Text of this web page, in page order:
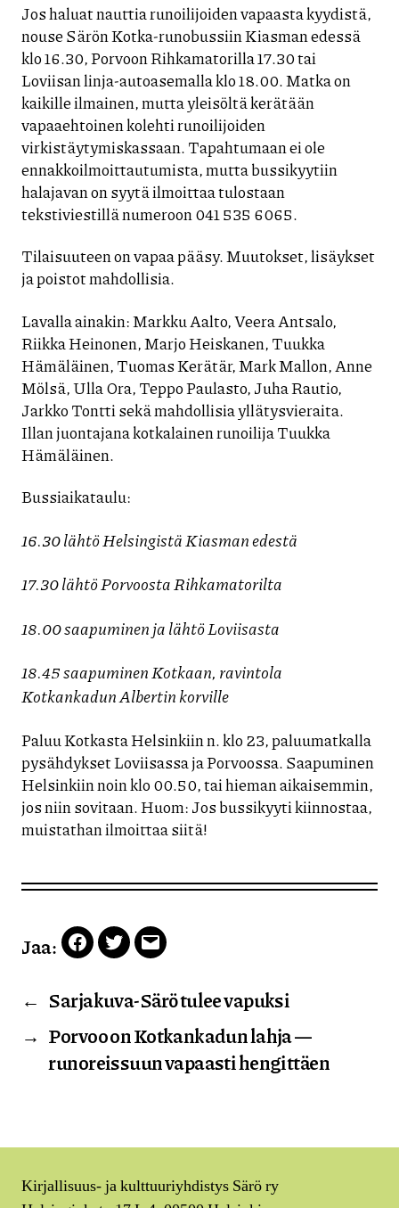
Jos haluat nauttia runoilijoiden vapaasta kyydistä,
nouse Särön Kotka-runobussiin Kiasman edessä
klo 16.30, Porvoon Rihkamatorilla 17.30 tai
Loviisan linja-autoasemalla klo 18.00. Matka on
kaikille ilmainen, mutta yleisöltä kerätään
vapaaehtoinen kolehti runoilijoiden
virkistäytymiskassaan. Tapahtumaan ei ole
ennakkoilmoittautumista, mutta bussikyytiin
halajavan on syytä ilmoittaa tulostaan
tekstiviestillä numeroon 041 535 6065.
Tilaisuuteen on vapaa pääsy. Muutokset, lisäykset
ja poistot mahdollisia.
Lavalla ainakin: Markku Aalto, Veera Antsalo,
Riikka Heinonen, Marjo Heiskanen, Tuukka
Hämäläinen, Tuomas Kerätär, Mark Mallon, Anne
Mölsä, Ulla Ora, Teppo Paulasto, Juha Rautio,
Jarkko Tontti sekä mahdollisia yllätysvieraita.
Illan juontajana kotkalainen runoilija Tuukka
Hämäläinen.
Bussiaikataulu:
16.30 lähtö Helsingistä Kiasman edestä
17.30 lähtö Porvoosta Rihkamatorilta
18.00 saapuminen ja lähtö Loviisasta
18.45 saapuminen Kotkaan, ravintola
Kotkankadun Albertin korville
Paluu Kotkasta Helsinkiin n. klo 23, paluumatkalla
pysähdykset Loviisassa ja Porvoossa. Saapuminen
Helsinkiin noin klo 00.50, tai hieman aikaisemmin,
jos niin sovitaan. Huom: Jos bussikyyti kiinnostaa,
muistathan ilmoittaa siitä!
Jaa: Facebook
TwitterEmail
← Sarjakuva-Särö tulee vapuksi
→ Porvoo on Kotkankadun lahja —
runoreissuun vapaasti hengittäen
Kirjallisuus- ja kulttuuriyhdistys Särö ry